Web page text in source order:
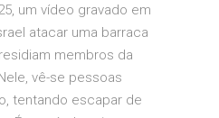
um vídeo gravado em
atacar uma barraca
membros da
vê-se pessoas
tentando escapar de